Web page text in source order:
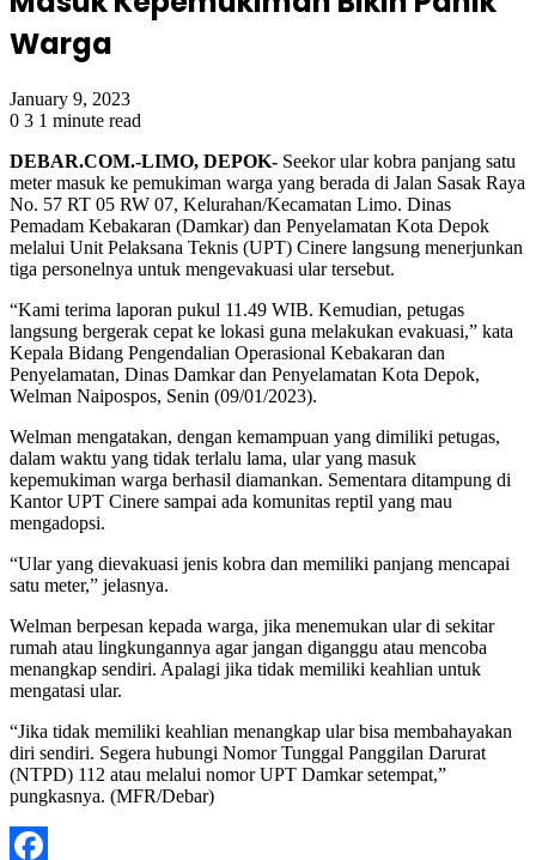
Warga
January 9, 2023
0 3 1 minute read
DEBAR.COM.-LIMO, DEPOK- Seekor ular kobra panjang satu
meter masuk ke pemukiman warga yang berada di Jalan Sasak Raya
No. 57 RT 05 RW 07, Kelurahan/Kecamatan Limo. Dinas
Pemadam Kebakaran (Damkar) dan Penyelamatan Kota Depok
melalui Unit Pelaksana Teknis (UPT) Cinere langsung menerjunkan
tiga personelnya untuk mengevakuasi ular tersebut.
“Kami terima laporan pukul 11.49 WIB. Kemudian, petugas
langsung bergerak cepat ke lokasi guna melakukan evakuasi,” kata
Kepala Bidang Pengendalian Operasional Kebakaran dan
Penyelamatan, Dinas Damkar dan Penyelamatan Kota Depok,
Welman Naipospos, Senin (09/01/2023).
Welman mengatakan, dengan kemampuan yang dimiliki petugas,
dalam waktu yang tidak terlalu lama, ular yang masuk
kepemukiman warga berhasil diamankan. Sementara ditampung di
Kantor UPT Cinere sampai ada komunitas reptil yang mau
mengadopsi.
“Ular yang dievakuasi jenis kobra dan memiliki panjang mencapai
satu meter,” jelasnya.
Welman berpesan kepada warga, jika menemukan ular di sekitar
rumah atau lingkungannya agar jangan diganggu atau mencoba
menangkap sendiri. Apalagi jika tidak memiliki keahlian untuk
mengatasi ular.
“Jika tidak memiliki keahlian menangkap ular bisa membahayakan
diri sendiri. Segera hubungi Nomor Tunggal Panggilan Darurat
(NTPD) 112 atau melalui nomor UPT Damkar setempat,”
pungkasnya. (MFR/Debar)